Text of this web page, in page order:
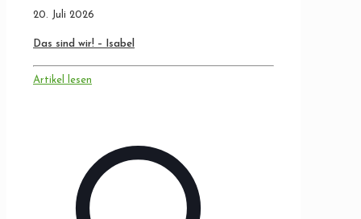
20. Juli 2026
Das sind wir! – Isabel
Artikel lesen